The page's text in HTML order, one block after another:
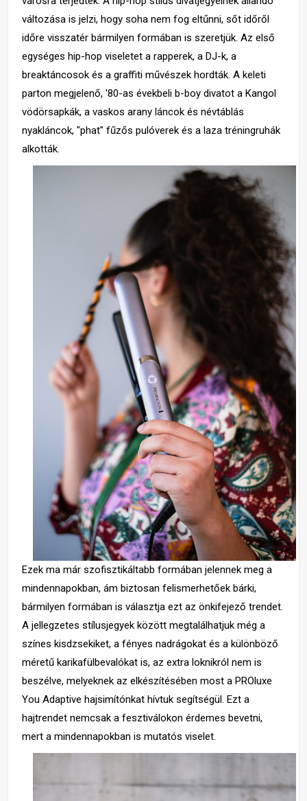
változása is jelzi, hogy soha nem fog eltűnni, sőt időről
időre visszatér bármilyen formában is szeretjük. Az első
egységes hip-hop viseletet a rapperek, a DJ-k, a
breaktáncosok és a graffiti művészek hordták. A keleti
parton megjelenő, '80-as évekbeli b-boy divatot a Kangol
vödörsapkák, a vaskos arany láncok és névtáblás
nyakláncok, "phat" fűzős pulóverek és a laza tréningruhák
alkották.
Ezek ma már szofisztikáltabb formában jelennek meg a
mindennapokban, ám biztosan felismerhetőek bárki,
bármilyen formában is választja ezt az önkifejező trendet.
A jellegzetes stílusjegyek között megtalálhatjuk még a
színes kisdzsekiket, a fényes nadrágokat és a különböző
méretű karikafülbevalókat is, az extra loknikról nem is
beszélve, melyeknek az elkészítésében most a PROluxe
You Adaptive hajsimítónkat hívtuk segítségül. Ezt a
hajtrendet nemcsak a fesztiválokon érdemes bevetni,
mert a mindennapokban is mutatós viselet.